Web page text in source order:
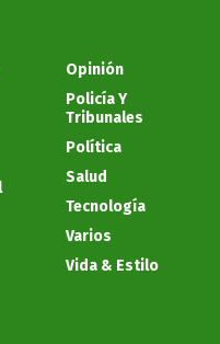
Opinión
Policía Y
Tribunales
Política
Salud
Tecnología
Varios
Vida & Estilo